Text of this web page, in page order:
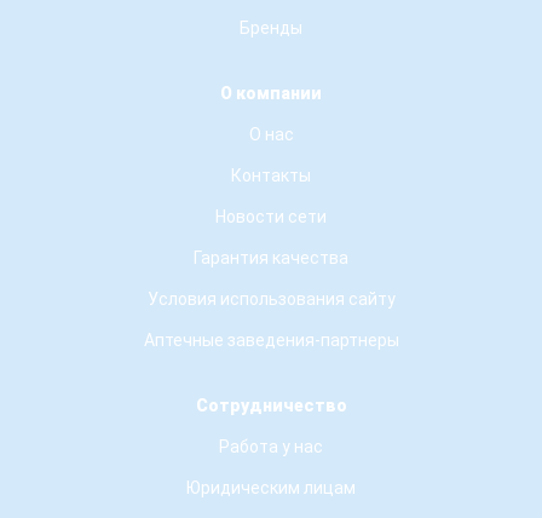
Бренды
О компании
О нас
Контакты
Новости сети
Гарантия качества
Условия использования сайту
Аптечные заведения-партнеры
Сотрудничество
Работа у нас
Юридическим лицам